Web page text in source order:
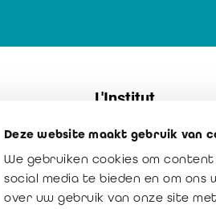
Deze website maakt gebruik van
We gebruiken cookies om
social media te bieden en om
over uw gebruik van onze site
L'Institut
Contact
Notre mission :